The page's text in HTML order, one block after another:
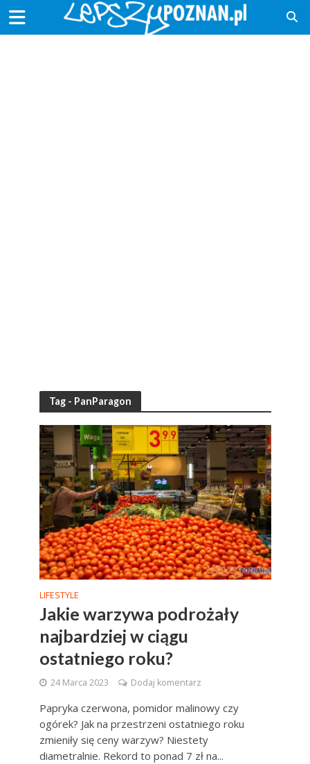
Tag - PanParagon
LIFESTYLE
Jakie warzywa podrożały
najbardziej w ciągu
ostatniego roku?
24 Marca 2023 Dodaj komentarz
Papryka czerwona, pomidor malinowy czy
ogórek? Jak na przestrzeni ostatniego roku
zmieniły się ceny warzyw? Niestety
diametralnie. Rekord to ponad 7 zł na...